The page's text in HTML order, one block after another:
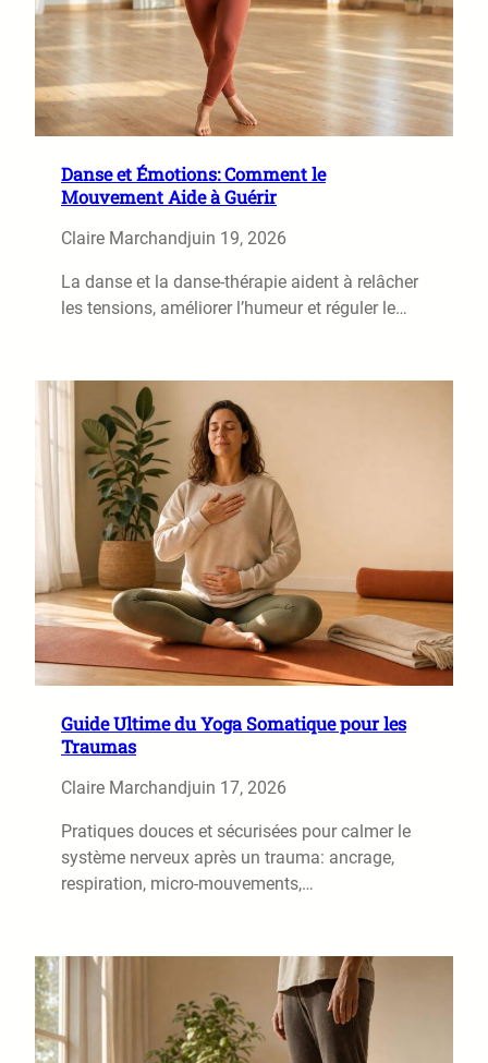
Danse et Émotions: Comment le
Mouvement Aide à Guérir
Claire Marchandjuin 19, 2026
La danse et la danse‑thérapie aident à relâcher
les tensions, améliorer l’humeur et réguler le…
Guide Ultime du Yoga Somatique pour les
Traumas
Claire Marchandjuin 17, 2026
Pratiques douces et sécurisées pour calmer le
système nerveux après un trauma: ancrage,
respiration, micro-mouvements,…